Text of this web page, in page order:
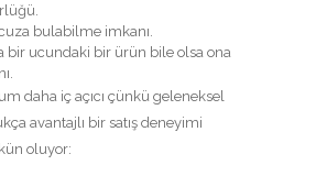
bulabilme imkanı.
bir ucundaki bir ürün bile olsa ona
daha iç açıcı çünkü geleneksel
avantajlı bir satış deneyimi
oluyor: